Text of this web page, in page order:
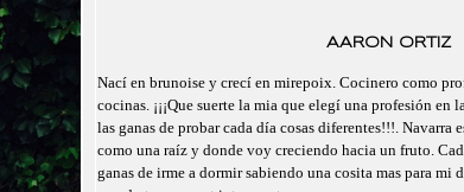
AARON ORTIZ
Nací en brunoise y crecí en mirepoix. Cocinero como
cocinas. ¡¡¡Que suerte la mia que elegí una profesión en
las ganas de probar cada día cosas diferentes!!!. Navarra
como una raíz y donde voy creciendo hacia un fruto.
ganas de irme a dormir sabiendo una cosita mas para mi